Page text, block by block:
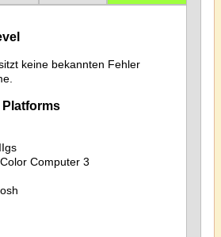
keine bekannten Fehler
Computer 3